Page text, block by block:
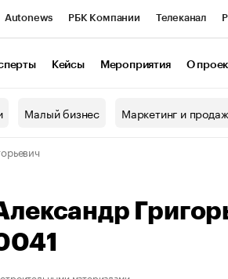
Autonews РБК Компании Телеканал
Кейсы Мероприятия О
Малый бизнес Маркетинг и